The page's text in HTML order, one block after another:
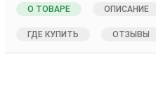
О ТОВАРЕ ОПИСАНИЕ
ГДЕ КУПИТЬ ОТЗЫВЫ